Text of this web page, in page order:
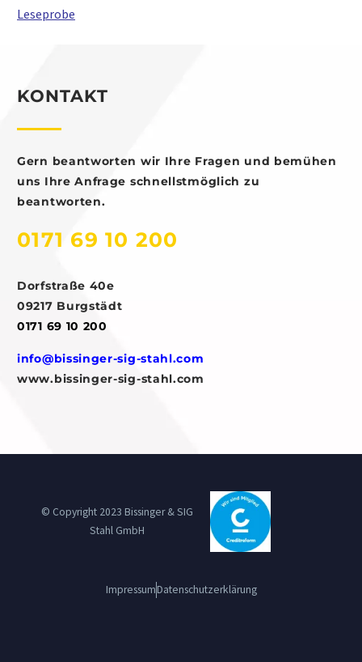
Leseprobe
KONTAKT
Gern beantworten wir Ihre Fragen und bemühen
uns Ihre Anfrage schnellstmöglich zu
beantworten.
0171 69 10 200
Dorfstraße 40e
09217 Burgstädt
0171 69 10 200
info@bissinger-sig-stahl.com
www.bissinger-sig-stahl.com
© Copyright 2023 Bissinger & SIG
Stahl GmbH
ImpressumDatenschutzerklärung